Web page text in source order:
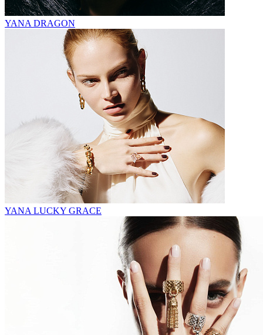
YANA DRAGON
YANA LUCKY GRACE